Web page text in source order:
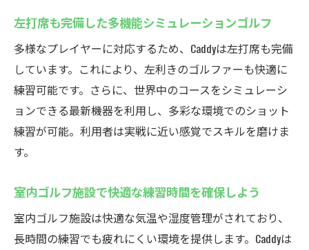
左打席も完備した多機能シミュレーションゴルフ
多様なプレイヤーに対応するため、Caddyは左打席も完備
しています。これにより、左利きのゴルファーも快適に
練習可能です。さらに、世界中のコースをシミュレーシ
ョンできる最新機器を利用し、多彩な環境でのショット
練習が可能。利用者は実戦に近い感覚でスキルを磨けま
す。
室内ゴルフ施設で快適な練習時間を確保しよう
室内ゴルフ施設は快適な気温や湿度管理がされており、
長時間の練習でも疲れにくい環境を提供します。Caddyは